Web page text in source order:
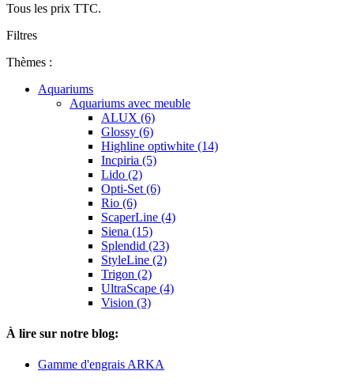
Tous les prix TTC.
Filtres
Thèmes :
Aquariums
Aquariums avec meuble
ALUX (6)
Glossy (6)
Highline optiwhite (14)
Incpiria (5)
Lido (2)
Opti-Set (6)
Rio (6)
ScaperLine (4)
Siena (15)
Splendid (23)
StyleLine (2)
Trigon (2)
UltraScape (4)
Vision (3)
À lire sur notre blog:
Gamme d'engrais ARKA